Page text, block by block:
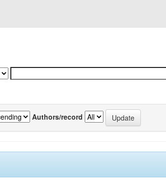
Authors/record